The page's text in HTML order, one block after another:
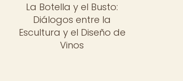
La Botella y el Busto:
Diálogos entre la
Escultura y el Diseño de
Vinos